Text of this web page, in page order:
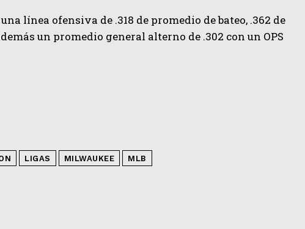
línea ofensiva de .318 de promedio de bateo, .362 de
un promedio general alterno de .302 con un OPS
LIGAS MILWAUKEE MLB